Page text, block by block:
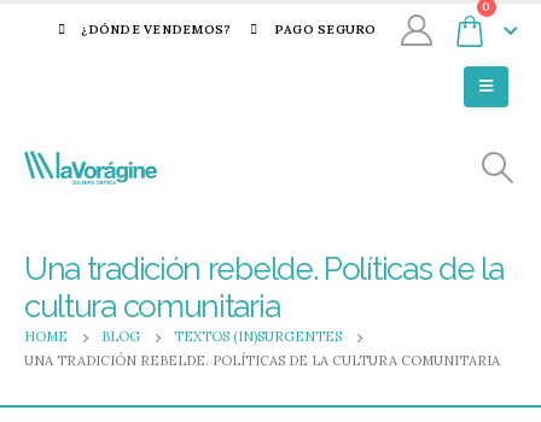
¿DÓNDE VENDEMOS? PAGO SEGURO
0
Una tradición rebelde. Políticas de la
cultura comunitaria
HOME BLOG
TEXTOS (IN)SURGENTES
UNA TRADICIÓN REBELDE. POLÍTICAS DE LA CULTURA COMUNITARIA